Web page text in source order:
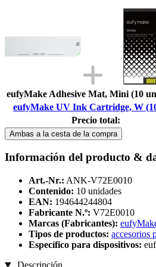
eufyMake Adhesive Mat, Mini (10
eufyMake UV Ink Cartridge, W
Precio total:
Ambas a la cesta de la compra
Información del producto &
Art.-Nr.: ANK-V72E0010
Contenido: 10 unidades
EAN: 194644244804
Fabricante N.º: V72E0010
Marcas (Fabricantes):
Tipos de productos: accesorios
Específico para dispositivos:
Descripción